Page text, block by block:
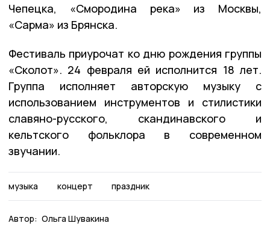
Чепецка, «Смородина река» из Москвы,
«Сарма» из Брянска.
Фестиваль приурочат ко дню рождения группы
«Сколот». 24 февраля ей исполнится 18 лет.
Группа исполняет авторскую музыку с
использованием инструментов и стилистики
славяно-русского, скандинавского и
кельтского фольклора в современном
звучании.
музыка концерт праздник
Автор: Ольга Шувакина